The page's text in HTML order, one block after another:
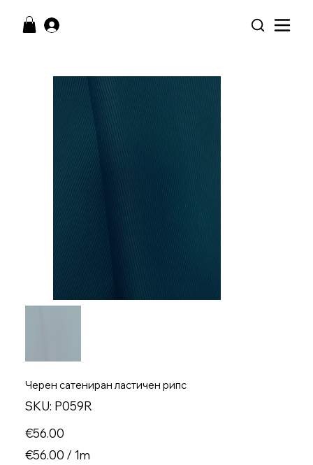
Черен сатениран ластичен рипс
SKU: SKU
P059R
P059R
Price
€56.00
€56.00
per
€56.00 / 1m